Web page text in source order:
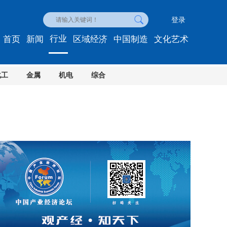
登录
首页 新闻 行业
金属 机电 综合
区域经济 中国制造 文化艺术